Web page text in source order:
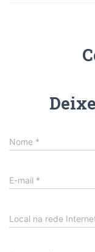
Nome *
E-mail *
Local na rede